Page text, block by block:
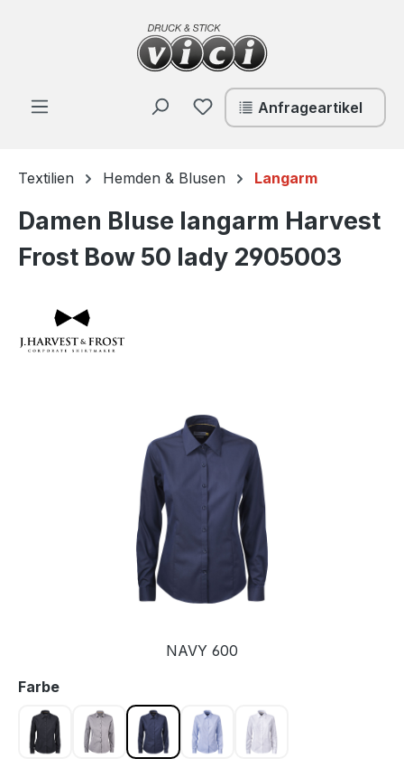
Zum Hauptinhalt springen
Du hast 0 Produkte auf
Anfrageartikel
Textilien Hemden & Blusen Langarm
Damen Bluse langarm Harvest
Frost Bow 50 lady 2905003
Bildergalerie überspringen
NAVY 600
Farbeauswählen
BLACK 900Grau 955NAVY 600SKY BLUE 500WHITE 100